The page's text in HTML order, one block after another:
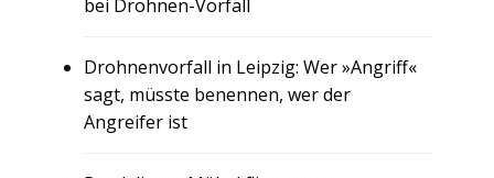
bei Drohnen-Vorfall
Drohnenvorfall in Leipzig: Wer »Angriff«
sagt, müsste benennen, wer der
Angreifer ist